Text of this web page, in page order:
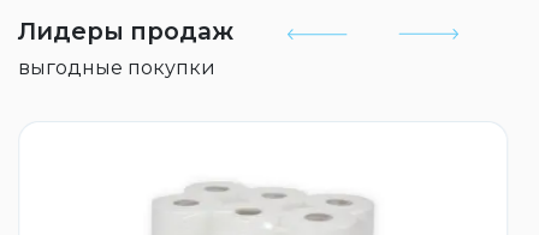
Лидеры продаж
выгодные покупки